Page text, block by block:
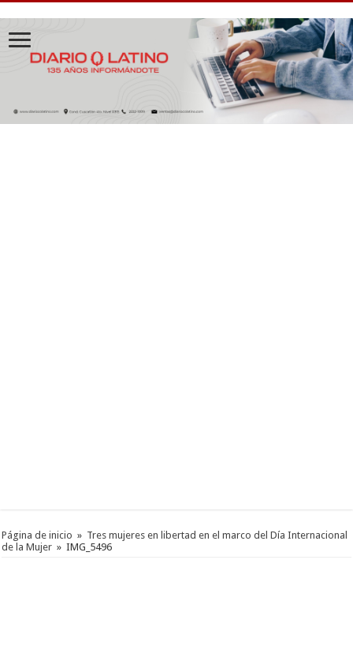
Página de inicio » Tres mujeres en libertad en el marco del Día Internacional
de la Mujer » IMG_5496